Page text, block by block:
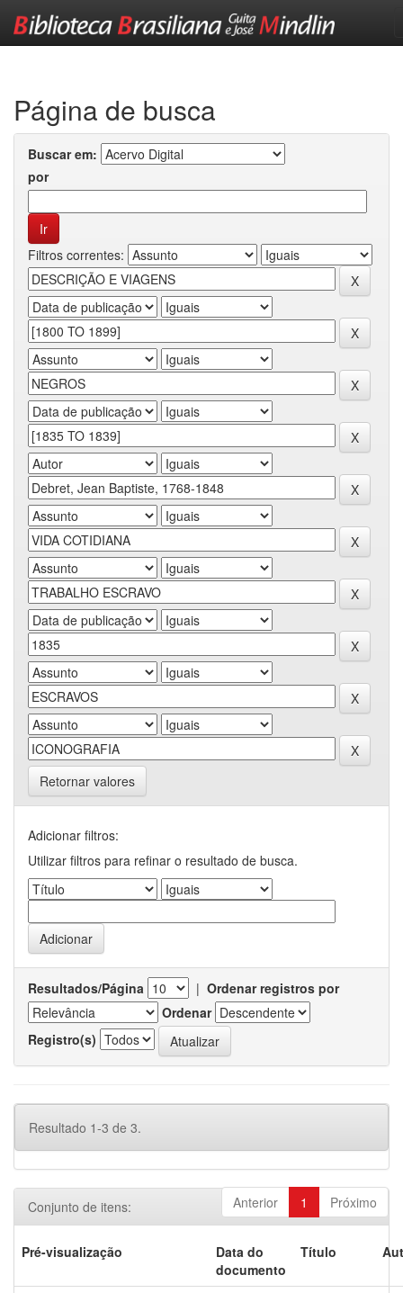
Página de busca
Buscar em:
por
Filtros correntes:
Retornar valores
Adicionar filtros:
Utilizar filtros para refinar o resultado de busca.
Resultados/Página | Ordenar registros por
Ordenar
Registro(s)
Resultado 1-3 de 3.
Anterior 1 Próximo
Conjunto de itens:
Pré-visualização
Data do
documento
Título